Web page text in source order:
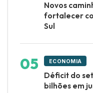
Novos
fortalecer
Sul
ECONOMIA
Déficit do
bilhões em